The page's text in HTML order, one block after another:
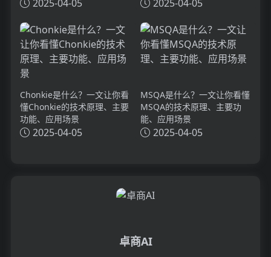
2025-04-05 2025-04-05
Chonkie是什么？一文让你看
懂Chonkie的技术原理、主要
功能、应用场景
2025-04-05
MSQA是什么？一文让你看懂
MSQA的技术原理、主要功
能、应用场景
2025-04-05
卓商AI